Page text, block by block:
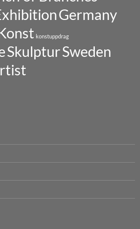
Germany
konstuppdrag
SkulpturSweden